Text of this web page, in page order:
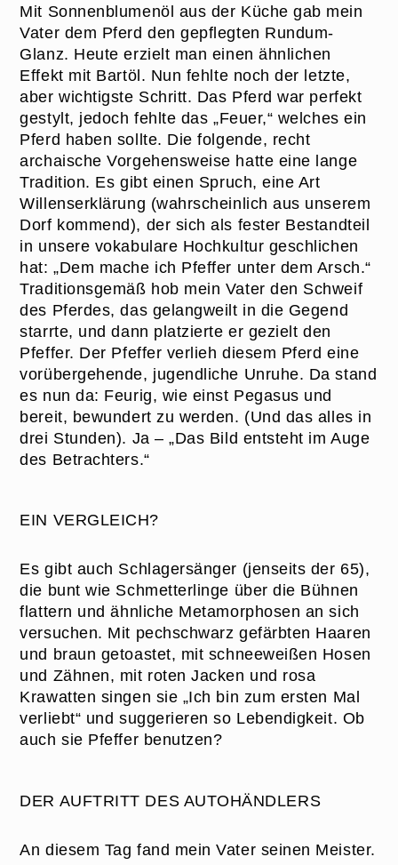
Mit Sonnenblumenöl aus der Küche gab mein
Vater dem Pferd den gepflegten Rundum-
Glanz. Heute erzielt man einen ähnlichen
Effekt mit Bartöl. Nun fehlte noch der letzte,
aber wichtigste Schritt. Das Pferd war perfekt
gestylt, jedoch fehlte das „Feuer,“ welches ein
Pferd haben sollte. Die folgende, recht
archaische Vorgehensweise hatte eine lange
Tradition. Es gibt einen Spruch, eine Art
Willenserklärung (wahrscheinlich aus unserem
Dorf kommend), der sich als fester Bestandteil
in unsere vokabulare Hochkultur geschlichen
hat: „Dem mache ich Pfeffer unter dem Arsch.“
Traditionsgemäß hob mein Vater den Schweif
des Pferdes, das gelangweilt in die Gegend
starrte, und dann platzierte er gezielt den
Pfeffer. Der Pfeffer verlieh diesem Pferd eine
vorübergehende, jugendliche Unruhe. Da stand
es nun da: Feurig, wie einst Pegasus und
bereit, bewundert zu werden. (Und das alles in
drei Stunden). Ja – „Das Bild entsteht im Auge
des Betrachters.“
EIN VERGLEICH?
Es gibt auch Schlagersänger (jenseits der 65),
die bunt wie Schmetterlinge über die Bühnen
flattern und ähnliche Metamorphosen an sich
versuchen. Mit pechschwarz gefärbten Haaren
und braun getoastet, mit schneeweißen Hosen
und Zähnen, mit roten Jacken und rosa
Krawatten singen sie „Ich bin zum ersten Mal
verliebt“ und suggerieren so Lebendigkeit. Ob
auch sie Pfeffer benutzen?
DER AUFTRITT DES AUTOHÄNDLERS
An diesem Tag fand mein Vater seinen Meister.